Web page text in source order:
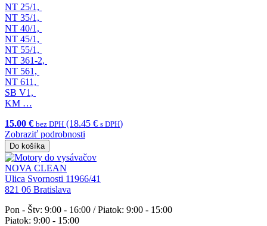
NT 25/1,
NT 35/1,
NT 40/1,
NT 45/1,
NT 55/1,
NT 361-2,
NT 561,
NT 611,
SB V1,
KM …
15.00 € bez DPH (18.45 € s DPH)
Zobraziť podrobnosti
Do košíka
NOVA CLEAN
Ulica Svornosti 11966/41
821 06 Bratislava
Pon - Štv: 9:00 - 16:00 / Piatok: 9:00 - 15:00
Piatok: 9:00 - 15:00